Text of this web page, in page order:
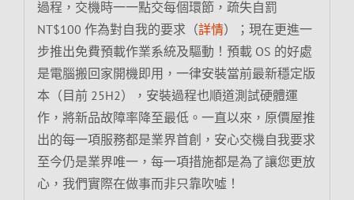
過程，交機時一一點交每個環節，疏失自罰
NT$100 作為對自我的要求（詳情）；現在更進一
步推出免費預載作業系統及驅動！預載 OS 的好處
是電腦搬回家開機即用，一律安裝當前最新穩定版
本（目前 25H2），安裝過程也順道測試硬體運
作，將新品故障率降至最低。一直以來，原價屋推
出的每一項服務都是業界首創，安心交機自我要求
至今仍是業界唯一，每一項措施都是為了讓您更放
心，我們實際在做事而非只靠吹噓！